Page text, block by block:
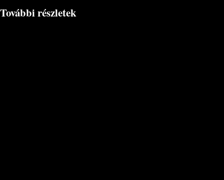
További részletek